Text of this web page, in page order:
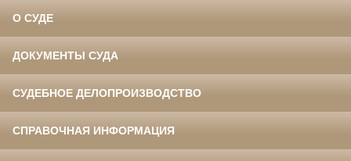
О СУДЕ
ДОКУМЕНТЫ СУДА
СУДЕБНОЕ ДЕЛОПРОИЗВОДСТВО
СПРАВОЧНАЯ ИНФОРМАЦИЯ